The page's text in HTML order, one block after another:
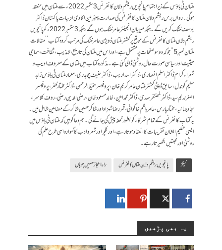
ملتان ٹی ہاؤس کے زیراہتمام پانچویں ریشم دلان کانفرنس 3 ستمبر2022 ء سے ملتان میں منعقد
ہوگی۔ رواں برس ریشم دلان ملتان کانفرنس کی صدارت چیئرمین اکادمی ادبیات پاکستان ڈاکٹر
یوسف خٹک کریں گے۔جبکہ میزبان انجینئر عامر خٹک ہوں گے، جبکہ 3 ستمبر 2022ء کو پانچویں
ریشم دلان ملتان کانفرنس کے موقع پر کمشنر ملتان ڈویژن عامر خٹک کی مرتب کردہ کتاب ’’ مقالات
ملتان نمبر 5‘‘ جوکہ دوسو صفحات پر مشتمل ہے ، اور اس میں ملتان کی تاریخ، تہذیب، ثقافت، سماجی
حیثیت اورسیاسی صورت حال روشنی ڈالی گئی ہے ۔ مذکورہ کتا ب میں ملتان کے معروف ادیب و
شعراء کرام ڈاکٹر اسلم انصاری، ڈاکٹر اسد اریب، ڈاکٹر حنیف چوہدری، معمار ملتان ٹی ہاؤس زاہد
سلیم گوندل، سابق ڈپٹی کمشنر ملتان عامر کریم خان، پروفیسر حفیظ الرحمن، ڈاکٹر مختار ظفر،پروفیسر
اصغر ندیم سید، ڈاکٹر غضنفر مہدی،ڈاکٹر محمد امین، خالد مسعود خان، رضی الدین رضی،روف کلاسرا ،
سجاد جہانیہ، مختار پارس ،عامر ہاشم خاکوانی، قمر رضا شہزاد اور شاکر حسین شاکر کے مضامین شامل ہیں۔
یہ کتاب کانفرنس کے تمام شرکاء کو بطور تحفہ پیش کی جائے گی۔ ہم دعا گو ہیں کہ ملتان ٹی ہاؤس میں
ایسی عظیم الشان تقریبات کا انعقاد ہوتا رہے ، اور کلچر اور شعرو ادب کا گہوارہ اسی طرح علم کی
روشنی اور محبتیں بکھیرتا رہے۔
ٹیگز پانچویں ریشم دلان ملتان کانفرنس رانااعجاز حسین چوہان
یہ بھی پڑھیں